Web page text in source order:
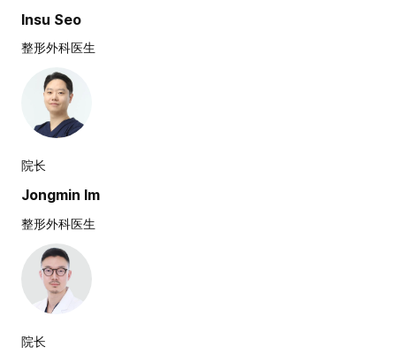
Insu Seo
整形外科医生
院长
Jongmin Im
整形外科医生
院长